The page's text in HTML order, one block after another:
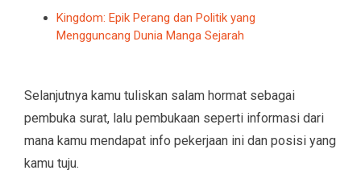
Kingdom: Epik Perang dan Politik yang
Mengguncang Dunia Manga Sejarah
Selanjutnya kamu tuliskan salam hormat sebagai
pembuka surat, lalu pembukaan seperti informasi dari
mana kamu mendapat info pekerjaan ini dan posisi yang
kamu tuju.